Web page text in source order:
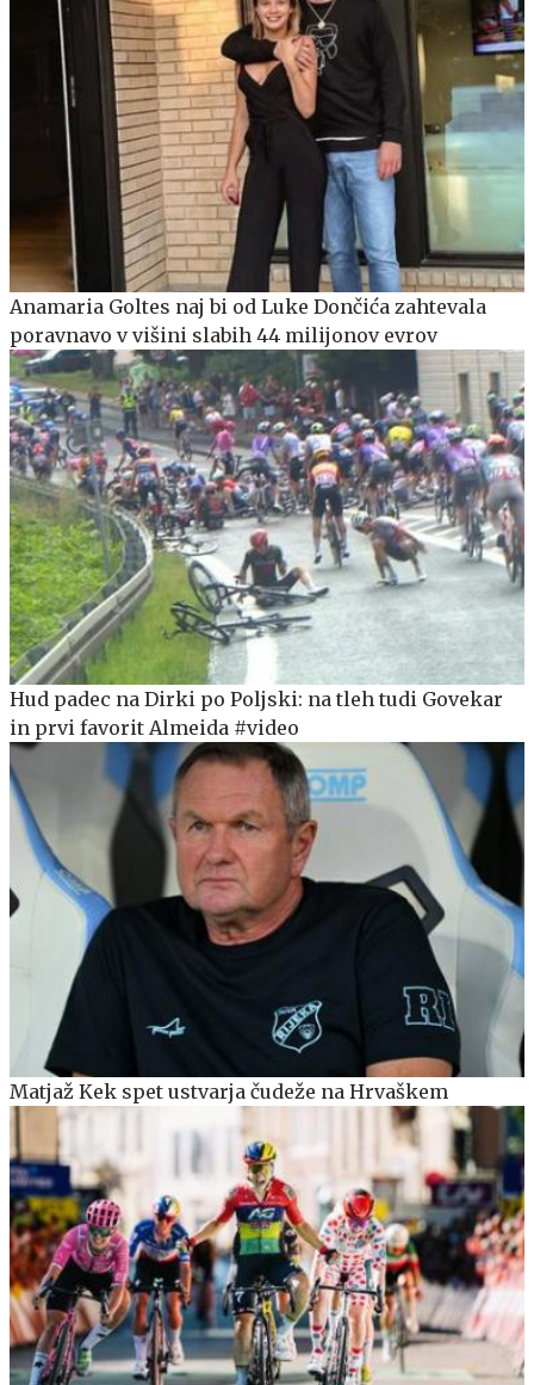
Anamaria Goltes naj bi od Luke Dončića zahtevala
poravnavo v višini slabih 44 milijonov evrov
Hud padec na Dirki po Poljski: na tleh tudi Govekar
in prvi favorit Almeida #video
Matjaž Kek spet ustvarja čudeže na Hrvaškem